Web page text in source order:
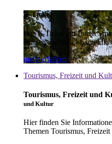
E-Ticket
Das E-Ticket auf Ihrem
einfach - schnell - bargeldlos
mehr erfahren
Tourismus, Freizeit und
Tourismus, Freizeit und
und Kultur
Hier finden Sie
Themen Tourismus,